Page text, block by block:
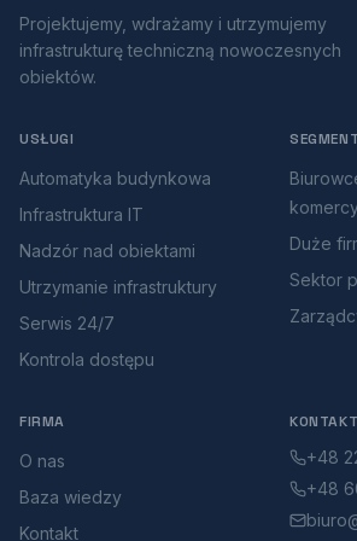
Projektujemy, wdrażamy i utrzymujemy
infrastrukturę techniczną nowoczesnych
obiektów.
USŁUGI
Automatyka budynkowa
Infrastruktura IT
Nadzór nad obiektami
Utrzymanie infrastruktury
Serwis 24/7
Kontrola dostępu
Duże
Sektor
FIRMA
O nas
Baza wiedzy
Kontakt
KONTAKT
+48
+48